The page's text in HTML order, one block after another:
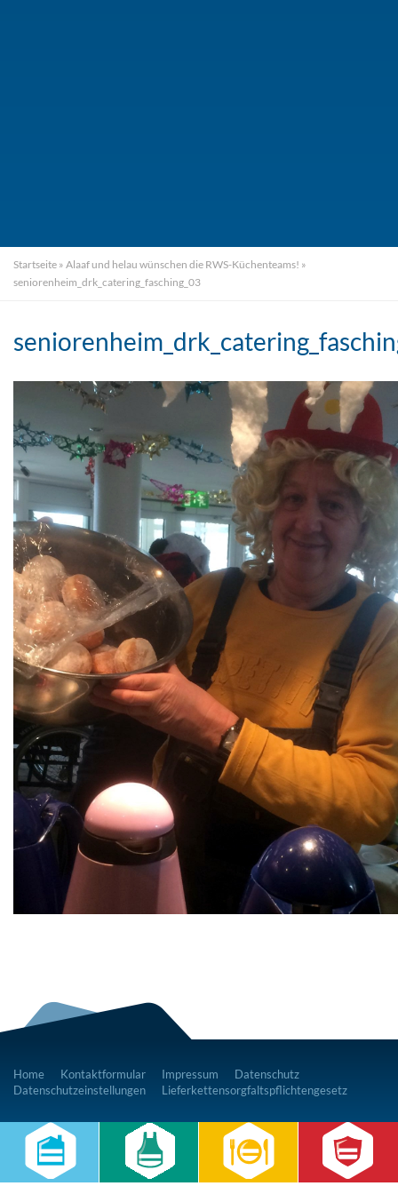
Startseite » Alaaf und helau wünschen die RWS-Küchenteams! »
seniorenheim_drk_catering_fasching_03
Home Kontaktformular Impressum
Datenschutz
Datenschutzeinstellungen
Lieferkettensorgfaltspflichtengesetz
RWS Gruppe